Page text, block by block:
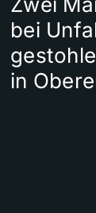
bei
in